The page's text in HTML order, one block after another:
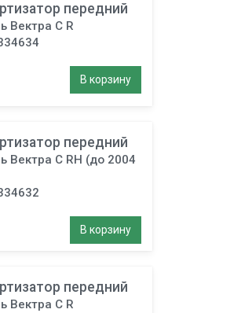
передний
Вектра C R
В корзину
передний
Вектра C RH (до 2004
В корзину
передний
Вектра C R